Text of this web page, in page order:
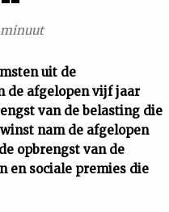
minuut
uit de
de afgelopen vijf jaar
van de belasting die
nam de afgelopen
opbrengst van de
en sociale premies die